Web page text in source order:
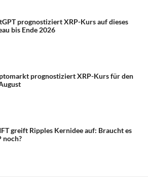
prognostiziert XRP-Kurs auf dieses
bis Ende 2026
prognostiziert XRP-Kurs für den
greift Ripples Kernidee auf: Braucht es
noch?